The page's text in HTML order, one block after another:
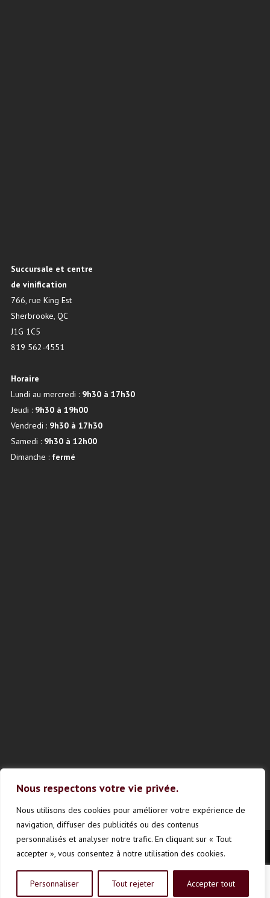
Nous respectons votre vie privée.
Nous utilisons des cookies pour améliorer votre expérience de
navigation, diffuser des publicités ou des contenus
personnalisés et analyser notre trafic. En cliquant sur « Tout
accepter », vous consentez à notre utilisation des cookies.
Personnaliser Tout rejeter Accepter tout
Succursale et centre
de vinification
766, rue King Est
Sherbrooke, QC
J1G 1C5
819 562-4551
Horaire
Lundi au mercredi : 9h30 à 17h30
Jeudi : 9h30 à 19h00
Vendredi : 9h30 à 17h30
Samedi : 9h30 à 12h00
Dimanche : fermé
Vinestrie © Touts droits réservés